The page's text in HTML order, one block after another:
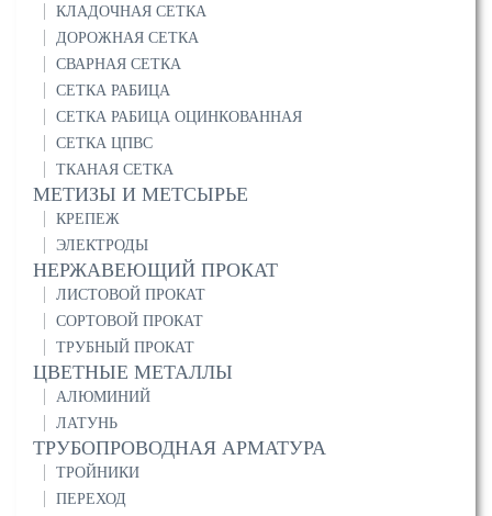
КЛАДОЧНАЯ СЕТКА
ДОРОЖНАЯ СЕТКА
СВАРНАЯ СЕТКА
СЕТКА РАБИЦА
СЕТКА РАБИЦА ОЦИНКОВАННАЯ
СЕТКА ЦПВС
ТКАНАЯ СЕТКА
МЕТИЗЫ И МЕТСЫРЬЕ
КРЕПЕЖ
ЭЛЕКТРОДЫ
НЕРЖАВЕЮЩИЙ ПРОКАТ
ЛИСТОВОЙ ПРОКАТ
СОРТОВОЙ ПРОКАТ
ТРУБНЫЙ ПРОКАТ
ЦВЕТНЫЕ МЕТАЛЛЫ
АЛЮМИНИЙ
ЛАТУНЬ
ТРУБОПРОВОДНАЯ АРМАТУРА
ТРОЙНИКИ
ПЕРЕХОД